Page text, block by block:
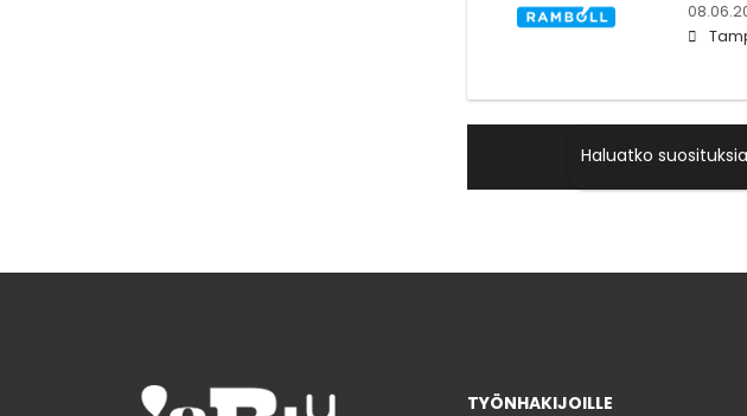
Haluatko
TYÖNHAKIJOILLE